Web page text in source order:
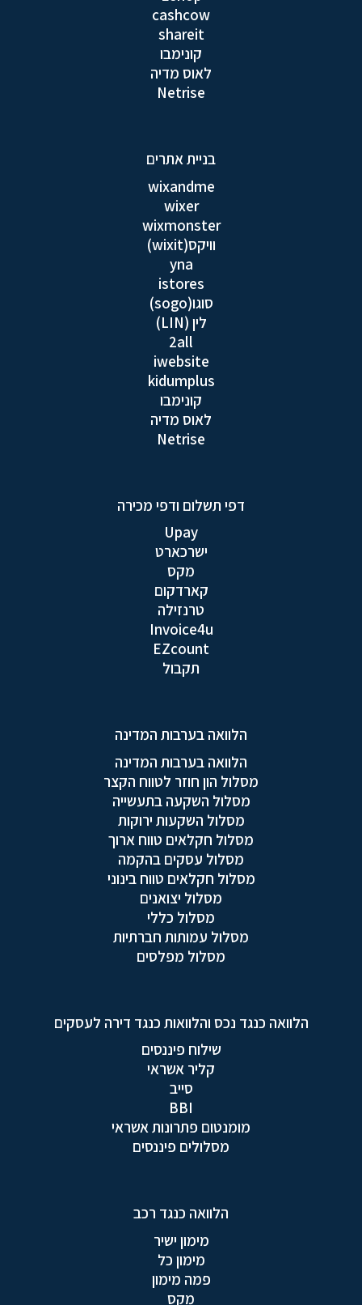
cashcow
shareit
קונימבו
לאוס מדיה
Netrise
בניית אתרים
wixandme
wixer
wixmonster
וויקס(wixit)
yna
istores
סוגו(sogo)
לין (LIN)
2all
iwebsite
kidumplus
קונימבו
לאוס מדיה
Netrise
דפי תשלום ודפי מכירה
Upay
ישרכארט
מקס
קארדקום
טרנזילה
Invoice4u
EZcount
תקבול
הלוואה בערבות המדינה
הלוואה בערבות המדינה
מסלול הון חוזר לטווח הקצר
מסלול השקעה בתעשייה
מסלול השקעות ירוקות
מסלול חקלאים טווח ארוך
מסלול עסקים בהקמה
מסלול חקלאים טווח בינוני
מסלול יצואנים
מסלול כללי
מסלול עמותות חברתיות
מסלול מפלסים
הלוואה כנגד נכס והלוואות כנגד דירה לעסקים
שילוח פיננסים
קליר אשראי
סייב
BBI
מומנטום פתרונות אשראי
מסלולים פיננסים
הלוואה כנגד רכב
מימון ישיר
מימון כל
פמה מימון
מקס